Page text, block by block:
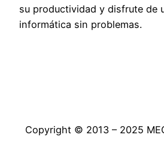
su productividad y disfrute de
informática sin problemas.
Copyright © 2013 – 2025